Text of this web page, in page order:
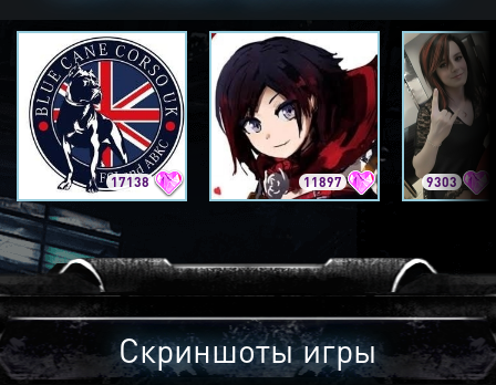
17138 11897 9303
Скриншоты игры